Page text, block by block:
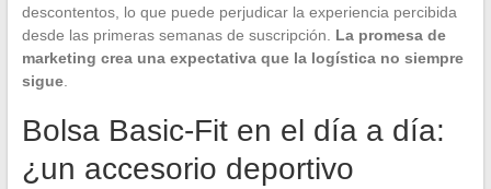
descontentos, lo que puede perjudicar la experiencia percibida
desde las primeras semanas de suscripción. La promesa de
marketing crea una expectativa que la logística no siempre
sigue.
Bolsa Basic-Fit en el día a día:
¿un accesorio deportivo